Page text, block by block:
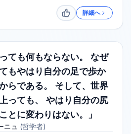
いいね詳細へ
ても何もならない。 なぜ
もやはり自分の足で歩か
らである。 そして、世界
っても、 やはり自分の尻
とに変わりはない。」
ニュ (哲学者)